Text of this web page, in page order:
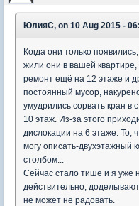
ЮлияC, on 10 Aug 2015 -
Когда они только
жили они в вашей
ремонт ещё на 12 этаже и
постоянный мусор,
умудрились сорвать кран в
10 этаж. Из-за этого
дислокации на 6 этаже. То,
могу описать-двухэтажный
столбом...
Сейчас стало тише и я уже
действительно,
не может не радовать.